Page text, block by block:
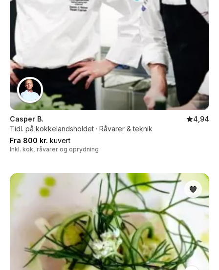
Casper B.
4,94
Tidl. på kokkelandsholdet · Råvarer & teknik
Fra 800 kr. kuvert
Inkl. kok, råvarer og oprydning